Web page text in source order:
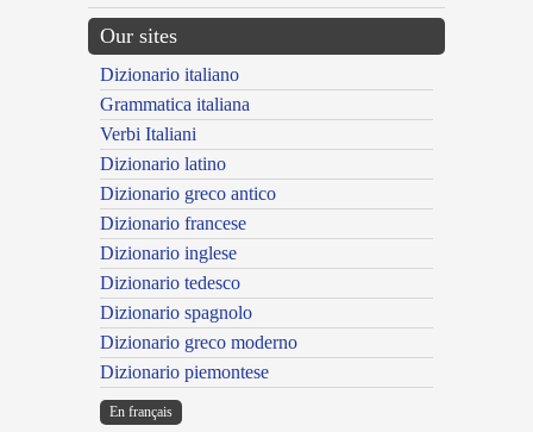
Our sites
Dizionario italiano
Grammatica italiana
Verbi Italiani
Dizionario latino
Dizionario greco antico
Dizionario francese
Dizionario inglese
Dizionario tedesco
Dizionario spagnolo
Dizionario greco moderno
Dizionario piemontese
En français